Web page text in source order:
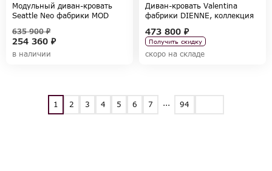
Модульный диван-кровать
Seattle Neo фабрики MOD
254 360 ₽
635 900 ₽
в наличии
Диван-кровать Valentina
фабрики DIENNE, коллекция
473 800 ₽
Получить скидку
скоро на складе
1 2 3 4 5 6 7 ... 94